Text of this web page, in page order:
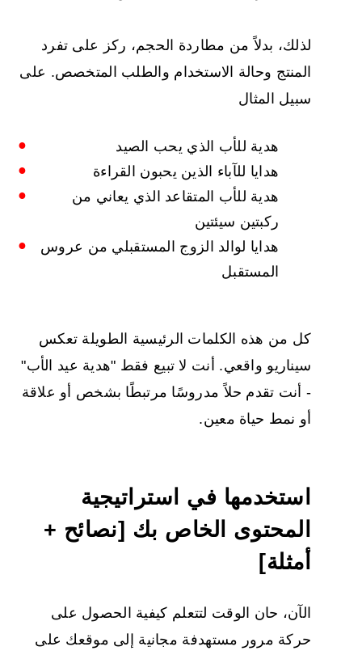
لذلك، بدلاً من مطاردة الحجم، ركز على تفرد
المنتج وحالة الاستخدام والطلب المتخصص. على
سبيل المثال
هدية للأب الذي يحب الصيد
هدايا للآباء الذين يحبون القراءة
هدية للأب المتقاعد الذي يعاني من
ركبتين سيئتين
هدايا لوالد الزوج المستقبلي من عروس
المستقبل
كل من هذه الكلمات الرئيسية الطويلة تعكس
سيناريو واقعي. أنت لا تبيع فقط "هدية عيد الأب"
- أنت تقدم حلاً مدروسًا مرتبطًا بشخص أو علاقة
أو نمط حياة معين.
استخدمها في استراتيجية
المحتوى الخاص بك [نصائح +
أمثلة]
الآن، حان الوقت لتتعلم كيفية الحصول على
حركة مرور مستهدفة مجانية إلى موقعك على